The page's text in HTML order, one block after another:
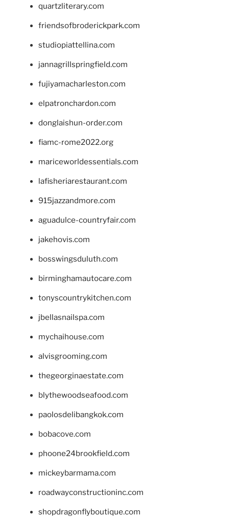
quartzliterary.com
friendsofbroderickpark.com
studiopiattellina.com
jannagrillspringfield.com
fujiyamacharleston.com
elpatronchardon.com
donglaishun-order.com
fiamc-rome2022.org
mariceworldessentials.com
lafisheriarestaurant.com
915jazzandmore.com
aguadulce-countryfair.com
jakehovis.com
bosswingsduluth.com
birminghamautocare.com
tonyscountrykitchen.com
jbellasnailspa.com
mychaihouse.com
alvisgrooming.com
thegeorginaestate.com
blythewoodseafood.com
paolosdelibangkok.com
bobacove.com
phoone24brookfield.com
mickeybarmama.com
roadwayconstructioninc.com
shopdragonflyboutique.com